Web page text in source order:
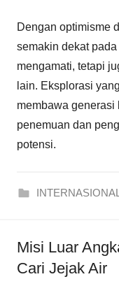
Dengan optimisme
semakin dekat
mengamati, tetapi
lain. Eksplorasi
membawa generasi
penemuan dan
potensi.
INTERNASIONAL
Misi Luar
Cari Jejak Air